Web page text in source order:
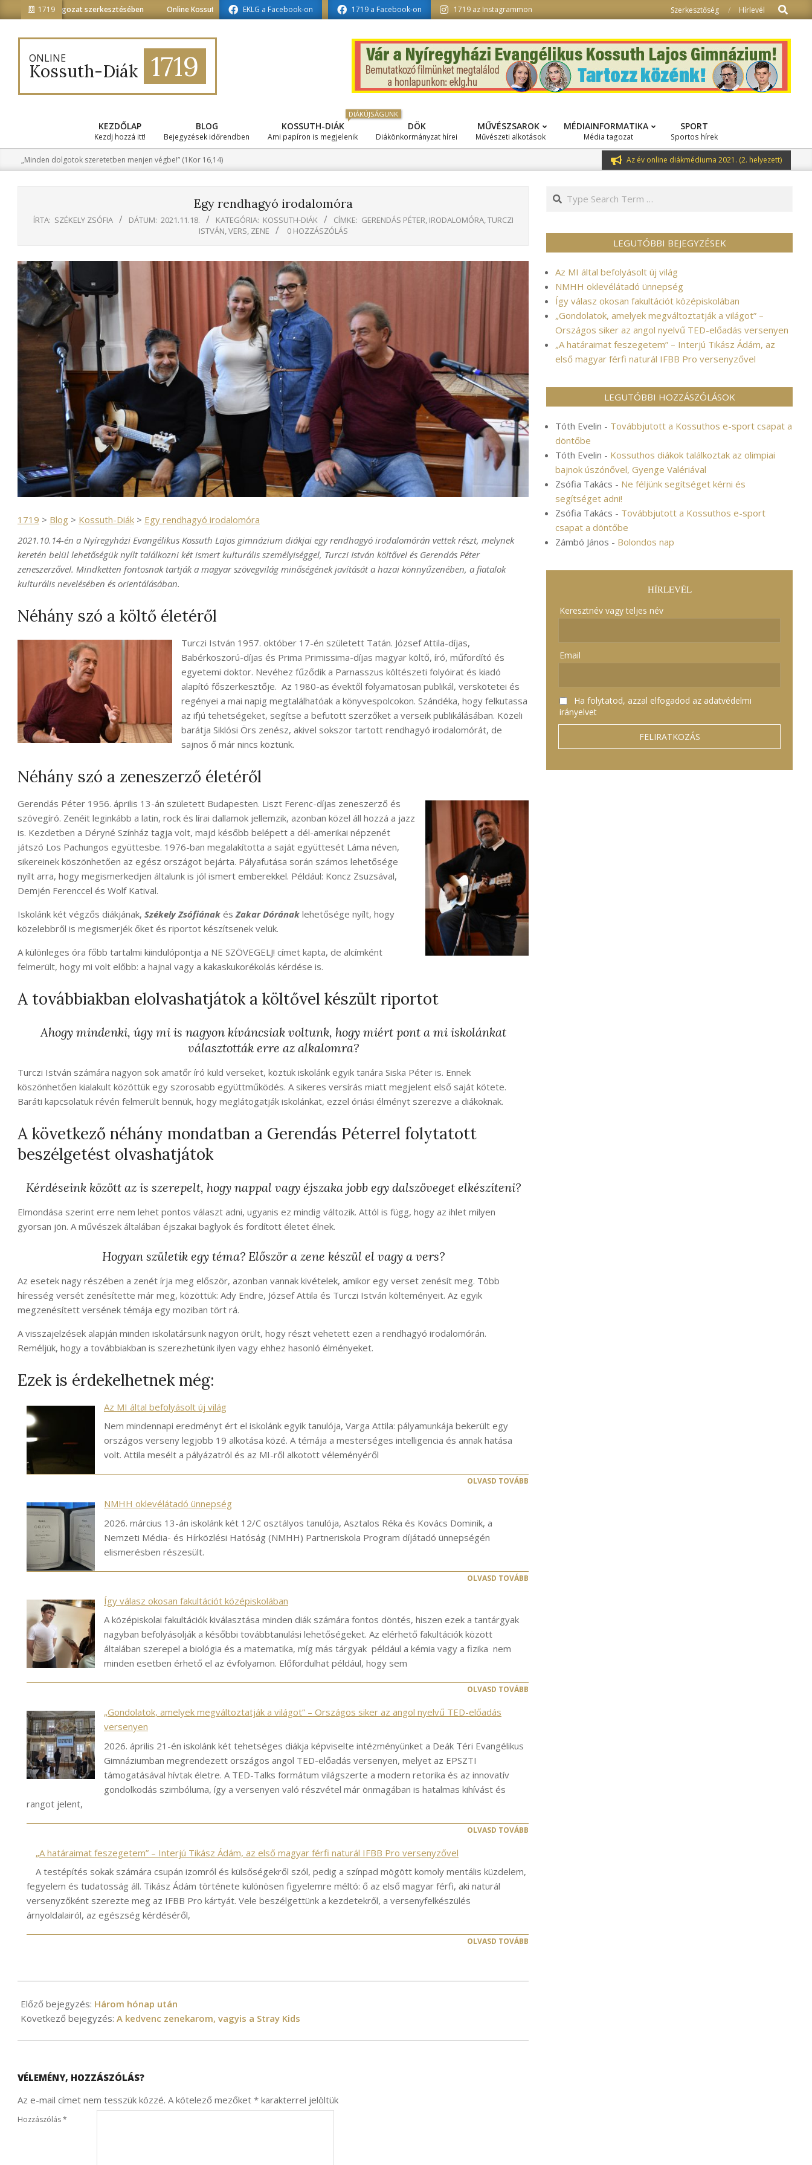
to
content
1719
tagozat szerkesztésében Online Kossuth-Diák a médiainformatika tagozat szerkesztésében
EKLG a Facebook-on 1719 a Facebook-on 1719 az Instagrammon Szerkesztőség Hírlevél Search
ONLINE
Kossuth-Diák 1719
Primary
Navigation
KEZDŐLAP
Kezdj hozzá itt!
BLOG
Bejegyzések időrendben
KOSSUTH-DIÁK
DIÁKÚJSÁGUNK
Ami papíron is megjelenik
DÖK
Diákönkormányzat hírei
MŰVÉSZSAROK
Művészeti alkotások
MÉDIAINFORMATIKA
Média tagozat
SPORT
Sportos hírek
„Minden dolgotok szeretetben menjen végbe!” (1Kor 16,14) Az év online diákmédiuma 2021. (2. helyezett)
Egy rendhagyó irodalomóra
ÍRTA: SZÉKELY ZSÓFIA DÁTUM: 2021.11.18. KATEGÓRIA: KOSSUTH-DIÁK CÍMKE: GERENDÁS PÉTER, IRODALOMÓRA,TURCZI
ISTVÁN,VERS, ZENE 0 HOZZÁSZÓLÁS
1719 > Blog > Kossuth-Diák > Egy rendhagyó irodalomóra
2021.10.14-én a Nyíregyházi Evangélikus Kossuth Lajos gimnázium diákjai egy rendhagyó irodalomórán vettek részt, melynek
keretén belül lehetőségük nyílt találkozni két ismert kulturális személyiséggel, Turczi István költővel és Gerendás Péter
zeneszerzővel. Mindketten fontosnak tartják a magyar szövegvilág minőségének javítását a hazai könnyűzenében, a fiatalok
kulturális nevelésében és orientálásában.
Néhány szó a költő életéről
Turczi István 1957. október 17-én született Tatán. József Attila-díjas,
Babérkoszorú-díjas és Prima Primissima-díjas magyar költő, író, műfordító és
egyetemi doktor. Nevéhez fűződik a Parnasszus költészeti folyóirat és kiadó
alapító főszerkesztője. Az 1980-as évektől folyamatosan publikál, verskötetei és
regényei a mai napig megtalálhatóak a könyvespolcokon. Szándéka, hogy felkutassa
az ifjú tehetségeket, segítse a befutott szerzőket a verseik publikálásában. Közeli
barátja Siklósi Örs zenész, akivel sokszor tartott rendhagyó irodalomórát, de
sajnos ő már nincs köztünk.
Néhány szó a zeneszerző életéről
Gerendás Péter 1956. április 13-án született Budapesten. Liszt Ferenc-díjas zeneszerző és
szövegíró. Zenéit leginkább a latin, rock és lírai dallamok jellemzik, azonban közel áll hozzá a jazz
is. Kezdetben a Déryné Színház tagja volt, majd később belépett a dél-amerikai népzenét
játszó Los Pachungos együttesbe. 1976-ban megalakította a saját együttesét Láma néven,
sikereinek köszönhetően az egész országot bejárta. Pályafutása során számos lehetősége
nyílt arra, hogy megismerkedjen általunk is jól ismert emberekkel. Például: Koncz Zsuzsával,
Demjén Ferenccel és Wolf Katival.
Iskolánk két végzős diákjának, Székely Zsófiának és Zakar Dórának lehetősége nyílt, hogy
közelebbről is megismerjék őket és riportot készítsenek velük.
A különleges óra főbb tartalmi kiindulópontja a NE SZÖVEGELJ! címet kapta, de alcímként
felmerült, hogy mi volt előbb: a hajnal vagy a kakaskukorékolás kérdése is.
A továbbiakban elolvashatjátok a költővel készült riportot
Ahogy mindenki, úgy mi is nagyon kíváncsiak voltunk, hogy miért pont a mi iskolánkat
választották erre az alkalomra?
Turczi István számára nagyon sok amatőr író küld verseket, köztük iskolánk egyik tanára Siska Péter is. Ennek
köszönhetően kialakult közöttük egy szorosabb együttműködés. A sikeres versírás miatt megjelent első saját kötete.
Baráti kapcsolatuk révén felmerült bennük, hogy meglátogatják iskolánkat, ezzel óriási élményt szerezve a diákoknak.
A következő néhány mondatban a Gerendás Péterrel folytatott
beszélgetést olvashatjátok
Kérdéseink között az is szerepelt, hogy nappal vagy éjszaka jobb egy dalszöveget elkészíteni?
Elmondása szerint erre nem lehet pontos választ adni, ugyanis ez mindig változik. Attól is függ, hogy az ihlet milyen
gyorsan jön. A művészek általában éjszakai baglyok és fordított életet élnek.
Hogyan születik egy téma? Először a zene készül el vagy a vers?
Az esetek nagy részében a zenét írja meg először, azonban vannak kivételek, amikor egy verset zenésít meg. Több
híresség versét zenésítette már meg, közöttük: Ady Endre, József Attila és Turczi István költeményeit. Az egyik
megzenésített versének témája egy moziban tört rá.
A visszajelzések alapján minden iskolatársunk nagyon örült, hogy részt vehetett ezen a rendhagyó irodalomórán.
Reméljük, hogy a továbbiakban is szerezhetünk ilyen vagy ehhez hasonló élményeket.
Ezek is érdekelhetnek még:
Az MI által befolyásolt új világ
Nem mindennapi eredményt ért el iskolánk egyik tanulója, Varga Attila: pályamunkája bekerült egy
országos verseny legjobb 19 alkotása közé. A témája a mesterséges intelligencia és annak hatása
volt. Attila mesélt a pályázatról és az MI-ről alkotott véleményéről
OLVASD TOVÁBB
NMHH oklevélátadó ünnepség
2026. március 13-án iskolánk két 12/C osztályos tanulója, Asztalos Réka és Kovács Dominik, a
Nemzeti Média- és Hírközlési Hatóság (NMHH) Partneriskola Program díjátadó ünnepségén
elismerésben részesült.
OLVASD TOVÁBB
Így válasz okosan fakultációt középiskolában
A középiskolai fakultációk kiválasztása minden diák számára fontos döntés, hiszen ezek a tantárgyak
nagyban befolyásolják a későbbi továbbtanulási lehetőségeket. Az elérhető fakultációk között
általában szerepel a biológia és a matematika, míg más tárgyak például a kémia vagy a fizika nem
minden esetben érhető el az évfolyamon. Előfordulhat például, hogy sem
OLVASD TOVÁBB
„Gondolatok, amelyek megváltoztatják a világot” – Országos siker az angol nyelvű TED-előadás
versenyen
2026. április 21-én iskolánk két tehetséges diákja képviselte intézményünket a Deák Téri Evangélikus
Gimnáziumban megrendezett országos angol TED-előadás versenyen, melyet az EPSZTI
támogatásával hívtak életre. A TED-Talks formátum világszerte a modern retorika és az innovatív
gondolkodás szimbóluma, így a versenyen való részvétel már önmagában is hatalmas kihívást és
rangot jelent,
OLVASD TOVÁBB
„A határaimat feszegetem” – Interjú Tikász Ádám, az első magyar férfi naturál IFBB Pro versenyzővel
A testépítés sokak számára csupán izomról és külsőségekről szól, pedig a színpad mögött komoly mentális küzdelem,
fegyelem és tudatosság áll. Tikász Ádám története különösen figyelemre méltó: ő az első magyar férfi, aki naturál
versenyzőként szerezte meg az IFBB Pro kártyát. Vele beszélgettünk a kezdetekről, a versenyfelkészülés
árnyoldalairól, az egészség kérdéséről,
OLVASD TOVÁBB
11-
18
Előző bejegyzés: Három hónap után
Következő bejegyzés: A kedvenc zenekarom, vagyis a Stray Kids
VÉLEMÉNY, HOZZÁSZÓLÁS?
Az e-mail címet nem tesszük közzé. A kötelező mezőket * karakterrel jelöltük
Hozzászólás*
Search
LEGUTÓBBI BEJEGYZÉSEK
Az MI által befolyásolt új világ
NMHH oklevélátadó ünnepség
Így válasz okosan fakultációt középiskolában
„Gondolatok, amelyek megváltoztatják a világot” –
Országos siker az angol nyelvű TED-előadás versenyen
„A határaimat feszegetem” – Interjú Tikász Ádám, az
első magyar férfi naturál IFBB Pro versenyzővel
LEGUTÓBBI HOZZÁSZÓLÁSOK
Tóth Evelin - Továbbjutott a Kossuthos e-sport csapat a
döntőbe
Tóth Evelin - Kossuthos diákok találkoztak az olimpiai
bajnok úszónővel, Gyenge Valériával
Zsófia Takács - Ne féljünk segítséget kérni és
segítséget adni!
Zsófia Takács - Továbbjutott a Kossuthos e-sport
csapat a döntőbe
Zámbó János - Bolondos nap
HÍRLEVÉL
Keresztnév vagy teljes név
Email
Ha folytatod, azzal elfogadod az adatvédelmi
irányelvet